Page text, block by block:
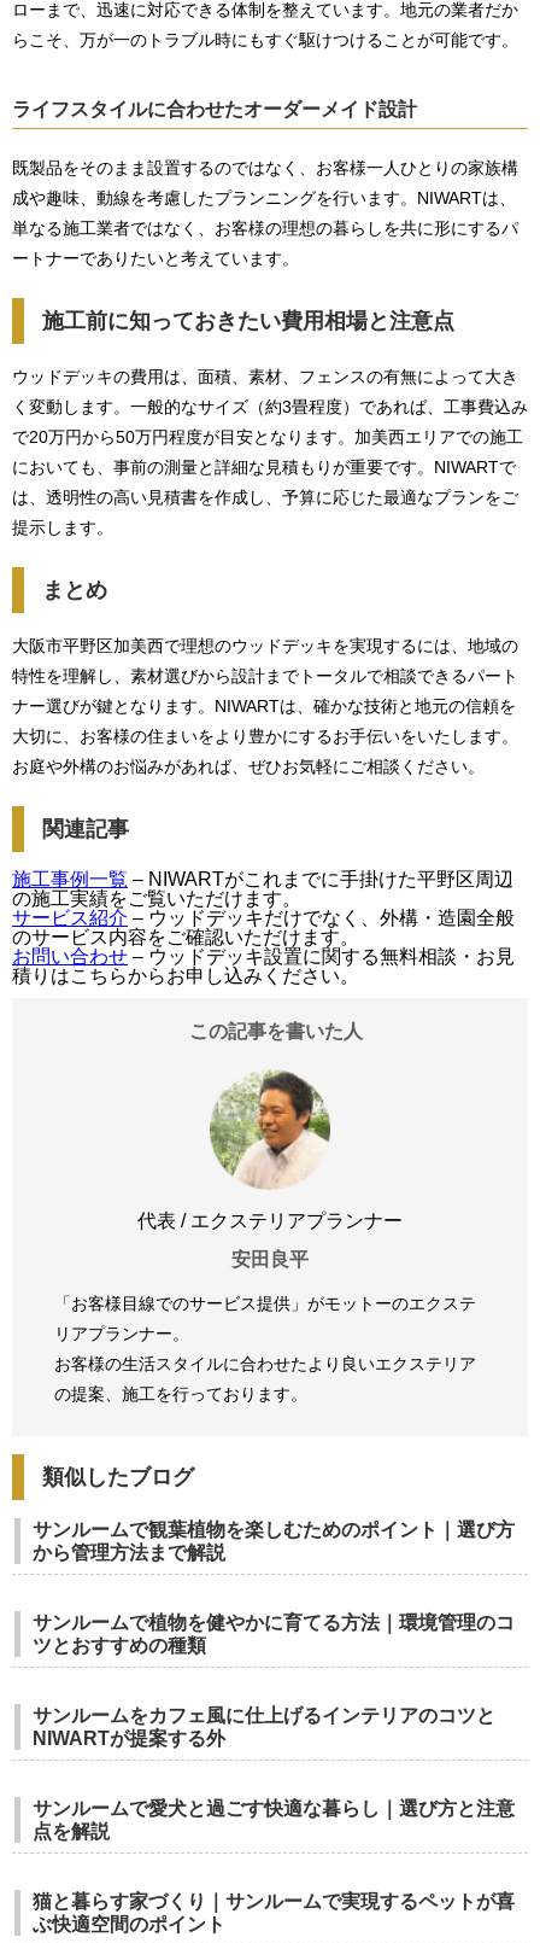
ローまで、迅速に対応できる体制を整えています。地元の業者だか
らこそ、万が一のトラブル時にもすぐ駆けつけることが可能です。
ライフスタイルに合わせたオーダーメイド設計
既製品をそのまま設置するのではなく、お客様一人ひとりの家族構
成や趣味、動線を考慮したプランニングを行います。NIWARTは、
単なる施工業者ではなく、お客様の理想の暮らしを共に形にするパ
ートナーでありたいと考えています。
施工前に知っておきたい費用相場と注意点
ウッドデッキの費用は、面積、素材、フェンスの有無によって大き
く変動します。一般的なサイズ（約3畳程度）であれば、工事費込み
で20万円から50万円程度が目安となります。加美西エリアでの施工
においても、事前の測量と詳細な見積もりが重要です。NIWARTで
は、透明性の高い見積書を作成し、予算に応じた最適なプランをご
提示します。
まとめ
大阪市平野区加美西で理想のウッドデッキを実現するには、地域の
特性を理解し、素材選びから設計までトータルで相談できるパート
ナー選びが鍵となります。NIWARTは、確かな技術と地元の信頼を
大切に、お客様の住まいをより豊かにするお手伝いをいたします。
お庭や外構のお悩みがあれば、ぜひお気軽にご相談ください。
関連記事
施工事例一覧 – NIWARTがこれまでに手掛けた平野区周辺
の施工実績をご覧いただけます。
サービス紹介 – ウッドデッキだけでなく、外構・造園全般
のサービス内容をご確認いただけます。
お問い合わせ – ウッドデッキ設置に関する無料相談・お見
積りはこちらからお申し込みください。
この記事を書いた人
代表 / エクステリアプランナー
安田良平
「お客様目線でのサービス提供」がモットーのエクステ
リアプランナー。
お客様の生活スタイルに合わせたより良いエクステリア
の提案、 施工を行っております。
類似したブログ
サンルームで観葉植物を楽しむためのポイント｜選び方
から管理方法まで解説
サンルームで植物を健やかに育てる方法｜環境管理のコ
ツとおすすめの種類
サンルームをカフェ風に仕上げるインテリアのコツと
NIWARTが提案する外
サンルームで愛犬と過ごす快適な暮らし｜選び方と注意
点を解説
猫と暮らす家づくり｜サンルームで実現するペットが喜
ぶ快適空間のポイント